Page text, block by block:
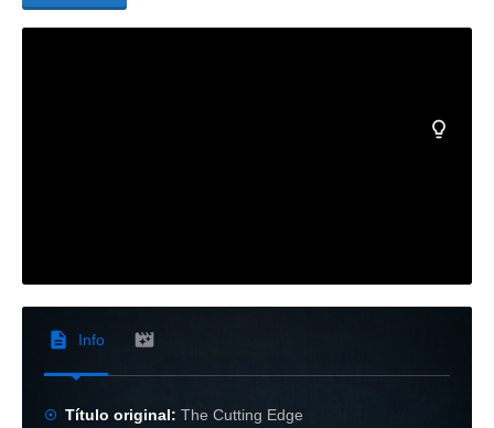
Info
Título original:The Cutting Edge